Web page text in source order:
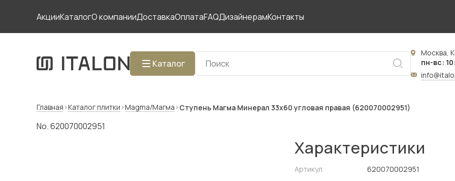
АкцииКаталогО компанииДоставкаОплатаFAQДизайнерамКонтакты
Каталог
Москва,
пн-вс:
Главная Каталог плитки Magma/Магма Ступень Магма Минерал 33x60 угловая правая (620070002951)
No. 620070002951
Характеристики
Артикул
620070002951